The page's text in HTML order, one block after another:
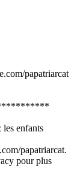
papatriarcat
enfants
papatriarcat.
pour plus